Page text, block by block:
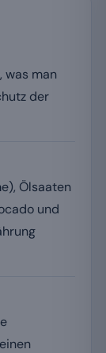
was man
der
Ölsaaten
und